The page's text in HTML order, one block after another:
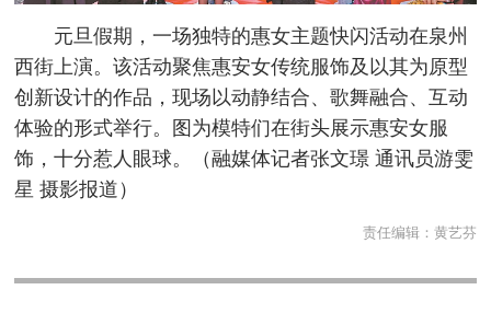
元旦假期，一场独特的惠女主题快闪活动在泉州
西街上演。该活动聚焦惠安女传统服饰及以其为原型
创新设计的作品，现场以动静结合、歌舞融合、互动
体验的形式举行。图为模特们在街头展示惠安女服
饰，十分惹人眼球。
（融媒体记者张文璟 通讯员游雯
星 摄影报道）
责任编辑： 黄艺芬